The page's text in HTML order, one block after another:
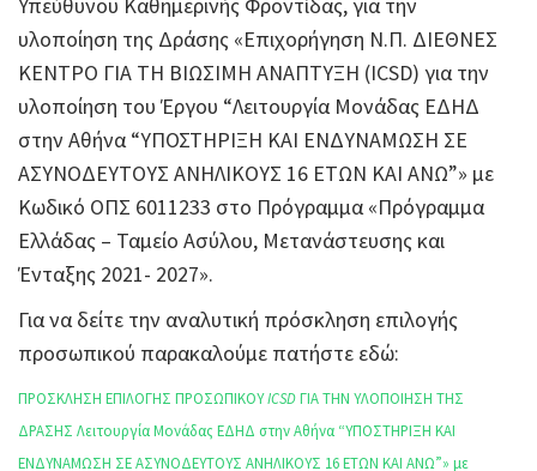
υλοποίηση της Δράσης «Επιχορήγηση Ν.Π. ΔΙΕΘΝΕΣ
ΚΕΝΤΡΟ ΓΙΑ ΤΗ ΒΙΩΣΙΜΗ ΑΝΑΠΤΥΞΗ (ICSD) για την
υλοποίηση του Έργου “Λειτουργία Μονάδας ΕΔΗΔ
στην Αθήνα “ΥΠΟΣΤΗΡΙΞΗ ΚΑΙ ΕΝΔΥΝΑΜΩΣΗ ΣΕ
ΑΣΥΝΟΔΕΥΤΟΥΣ ΑΝΗΛΙΚΟΥΣ 16 ΕΤΩΝ ΚΑΙ ΑΝΩ”» με
Κωδικό ΟΠΣ 6011233 στο Πρόγραμμα «Πρόγραμμα
Ελλάδας – Ταμείο Ασύλου, Μετανάστευσης και
Ένταξης 2021- 2027».
Για να δείτε την αναλυτική πρόσκληση επιλογής
προσωπικού παρακαλούμε πατήστε εδώ:
ΠΡΟΣΚΛΗΣΗ ΕΠΙΛΟΓΗΣ ΠΡΟΣΩΠΙΚΟΥICSDΓΙΑ ΤΗΝ ΥΛΟΠΟΙΗΣΗ ΤΗΣ
ΔΡΑΣΗΣ Λειτουργία Μονάδας ΕΔΗΔ στην Αθήνα “ΥΠΟΣΤΗΡΙΞΗ ΚΑΙ
ΕΝΔΥΝΑΜΩΣΗ ΣΕ ΑΣΥΝΟΔΕΥΤΟΥΣ ΑΝΗΛΙΚΟΥΣ 16 ΕΤΩΝ ΚΑΙ ΑΝΩ”» με